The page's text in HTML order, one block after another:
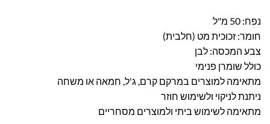
נפח: 50 מ"ל
חומר: זכוכית מט (חלבית)
צבע המכסה: לבן
כולל שומרן פנימי
מתאימה למוצרים במרקם קרם, ג'ל, חמאה או משחה
ניתנת לניקוי ולשימוש חוזר
מתאימה לשימוש ביתי ולמוצרים מסחריים